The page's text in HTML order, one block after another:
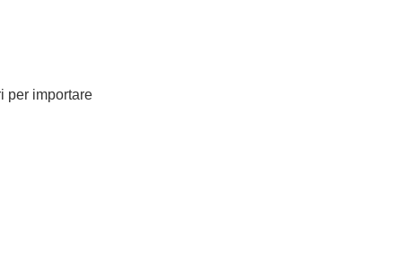
per importare